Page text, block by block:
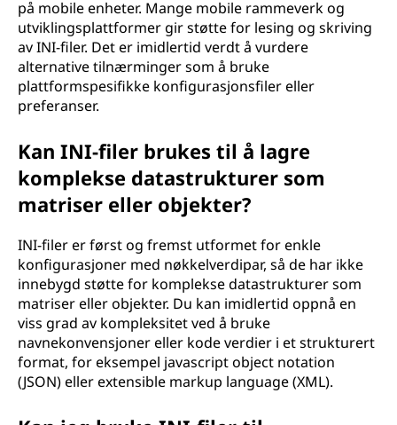
på mobile enheter. Mange mobile rammeverk og
utviklingsplattformer gir støtte for lesing og skriving
av INI-filer. Det er imidlertid verdt å vurdere
alternative tilnærminger som å bruke
plattformspesifikke konfigurasjonsfiler eller
preferanser.
Kan INI-filer brukes til å lagre
komplekse datastrukturer som
matriser eller objekter?
INI-filer er først og fremst utformet for enkle
konfigurasjoner med nøkkelverdipar, så de har ikke
innebygd støtte for komplekse datastrukturer som
matriser eller objekter. Du kan imidlertid oppnå en
viss grad av kompleksitet ved å bruke
navnekonvensjoner eller kode verdier i et strukturert
format, for eksempel javascript object notation
(JSON) eller extensible markup language (XML).